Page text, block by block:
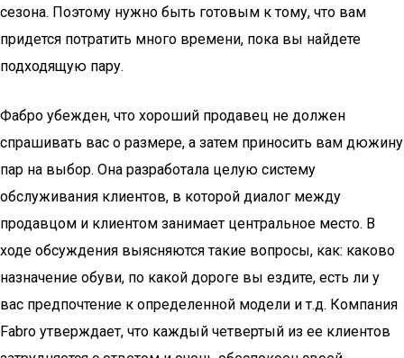
сезона. Поэтому нужно быть готовым к тому, что вам
придется потратить много времени, пока вы найдете
подходящую пару.
Фабро убежден, что хороший продавец не должен
спрашивать вас о размере, а затем приносить вам дюжину
пар на выбор. Она разработала целую систему
обслуживания клиентов, в которой диалог между
продавцом и клиентом занимает центральное место. В
ходе обсуждения выясняются такие вопросы, как: каково
назначение обуви, по какой дороге вы ездите, есть ли у
вас предпочтение к определенной модели и т.д. Компания
Fabro утверждает, что каждый четвертый из ее клиентов